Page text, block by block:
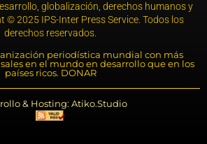
globalización, derechos humanos y
© 2025 IPS-Inter Press Service. Todos los
derechos reservados.
periodística mundial con más
en el mundo en desarrollo que en los
países ricos. DONAR
& Hosting: Atiko.Studio